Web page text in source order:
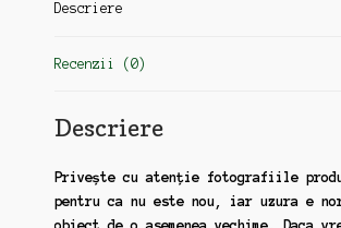
Descriere
Recenzii (0)
Descriere
Privește cu atenție fotografiile
pentru ca nu este nou, iar uzura e
obiect de o asemenea vechime. Daca